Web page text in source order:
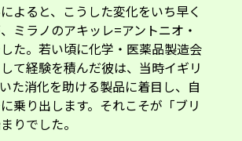
よると、こうした変化をいち早く
ミラノのアキッレ=アントニオ・
た。若い頃に化学・医薬品製造会
て経験を積んだ彼は、当時イギリ
た消化を助ける製品に着目し、自
乗り出します。それこそが「ブリ
りでした。